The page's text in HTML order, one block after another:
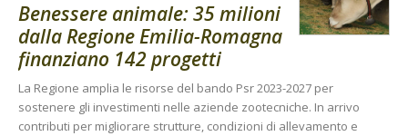
Benessere animale: 35 milioni
dalla Regione Emilia-Romagna
finanziano 142 progetti
La Regione amplia le risorse del bando Psr 2023-2027 per
sostenere gli investimenti nelle aziende zootecniche. In arrivo
contributi per migliorare strutture, condizioni di allevamento e